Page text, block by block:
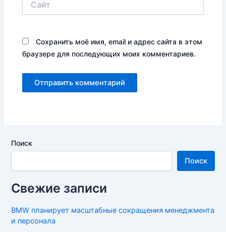
Сохранить моё имя, email и адрес сайта в этом
браузере для последующих моих комментариев.
Поиск
Поиск
Свежие записи
BMW планирует масштабные сокращения менеджмента
и персонала